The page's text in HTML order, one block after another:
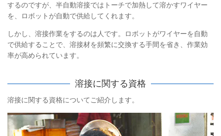
するのですが、半自動溶接ではトーチで加熱して溶かすワイヤー
を、ロボットが自動で供給してくれます。
しかし、溶接作業をするのは人です。ロボットがワイヤーを自動
で供給することで、溶接材を頻繁に交換する手間を省き、作業効
率が高められています。
溶接に関する資格
溶接に関する資格についてご紹介します。